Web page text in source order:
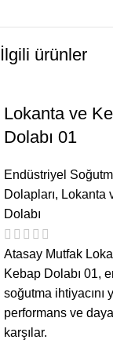
İlgili ürünler
Lokanta ve
Dolabı 01
Endüstriyel
Dolapları, Lokanta
Dolabı
Atasay Mutfak
Kebap Dolabı 01,
soğutma ihtiyacını
performans ve
karşılar.